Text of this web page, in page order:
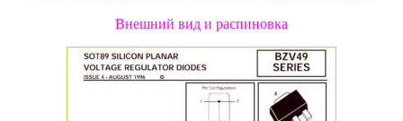
Внешний вид и распиновка